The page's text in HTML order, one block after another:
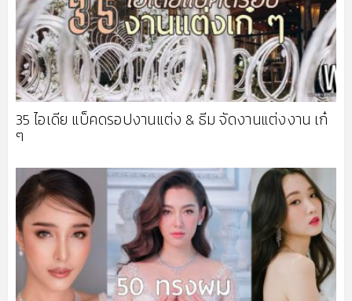
35 ไอเดีย แบ็คดรอปงานแต่ง & ธีม จัดงานแต่งงาน เก๋
ๆ